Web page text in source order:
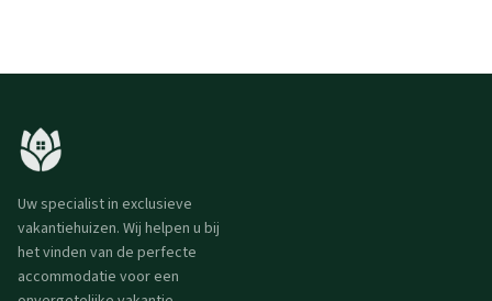
Uw specialist in exclusieve
vakantiehuizen. Wij helpen u bij
het vinden van de perfecte
accommodatie voor een